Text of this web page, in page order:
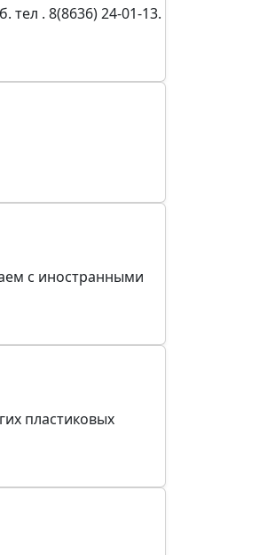
. 8(8636) 24-01-13.
с иностранными
пластиковых